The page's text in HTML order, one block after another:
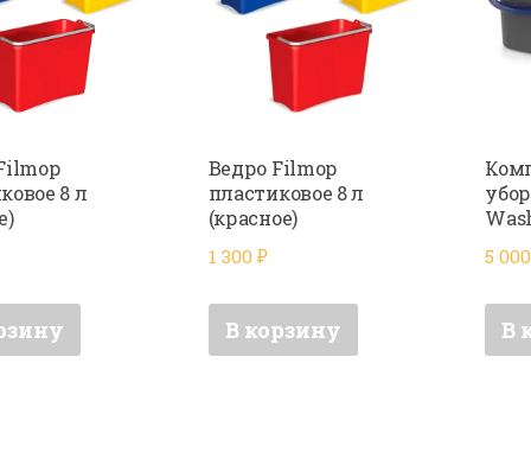
8 л
Ведро Filmop
пластиковое 8 л
(красное)
1 300 ₽
В корзину
5
В